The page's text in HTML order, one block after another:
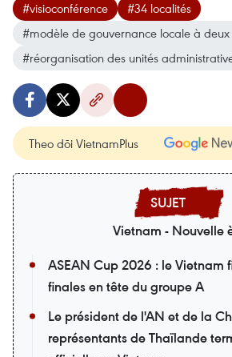
#visioconférence
#34 localités
#modèle de gouvernance locale à
#réorganisation des unités
Theo dõi VietnamPlus
Vietnam - Nouvelle
ASEAN Cup 2026 : le Vietnam
finales en tête du groupe A
Le président de l'AN et de la
représentants de Thaïlande